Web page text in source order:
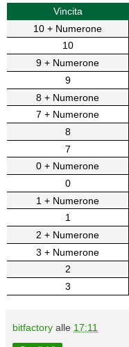
Vincita
10 + Numerone
10
9 + Numerone
9
8 + Numerone
7 + Numerone
8
7
0 + Numerone
0
1 + Numerone
1
2 + Numerone
3 + Numerone
2
3
bitfactory alle 17:11